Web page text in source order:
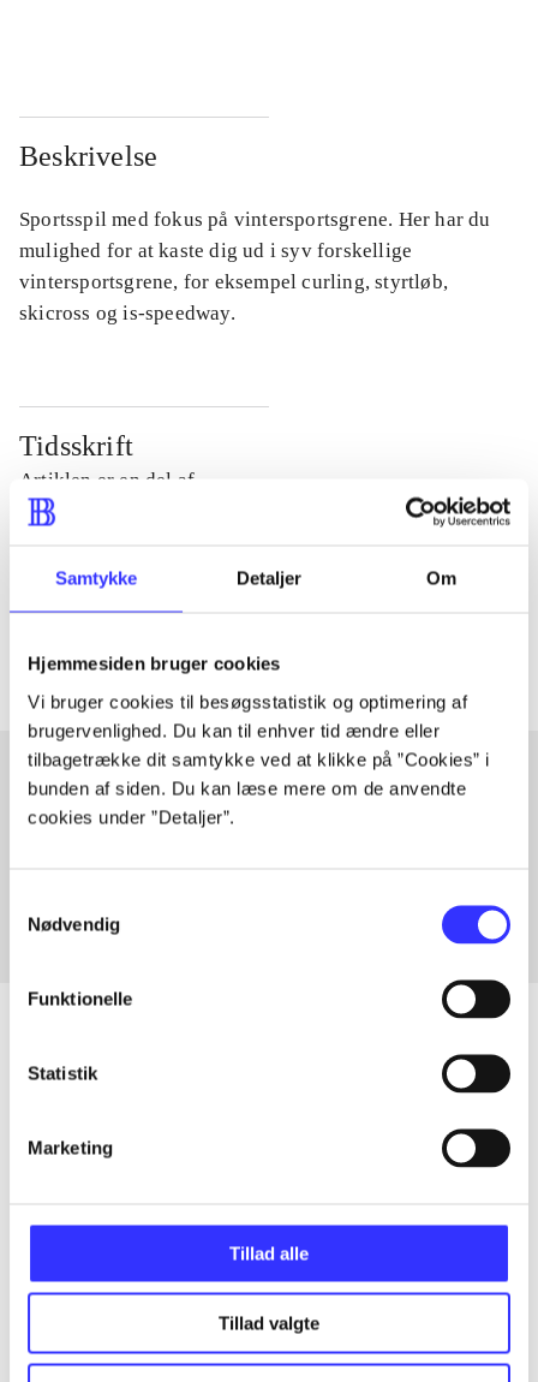
Samtykke Detaljer Om
Hjemmesiden bruger cookies
Vi bruger cookies til besøgsstatistik og optimering af
brugervenlighed. Du kan til enhver tid ændre eller
tilbagetrække dit samtykke ved at klikke på ”Cookies” i
bunden af siden. Du kan læse mere om de anvendte
cookies under ”Detaljer”.
Nødvendig
Funktionelle
Statistik
Marketing
Tillad alle
Tillad valgte
Beskrivelse
Sportsspil med fokus på vintersportsgrene. Her har du
mulighed for at kaste dig ud i syv forskellige
vintersportsgrene, for eksempel curling, styrtløb,
skicross og is-speedway.
Tidsskrift
Artiklen er en del af
Tidsskrift
Artiklerne ihandler ofte om
Artikler med samme emner
...
...